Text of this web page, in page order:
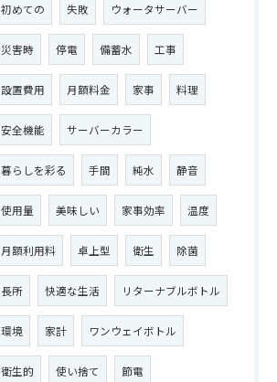
初めての 失敗 ウォータサーバー
災害時 停電 備蓄水 工事
設置費用 月額料金 家事 料理
安全機能 サーバーカラー
暮らしを彩る 手間 純水 静音
使用量 美味しい 家事効率 温度
月額利用料 卓上型 衛生 除菌
長所 快適な生活 リターナブルボトル
環境 家計 ワンウェイボトル
衛生的 使い捨て 節電